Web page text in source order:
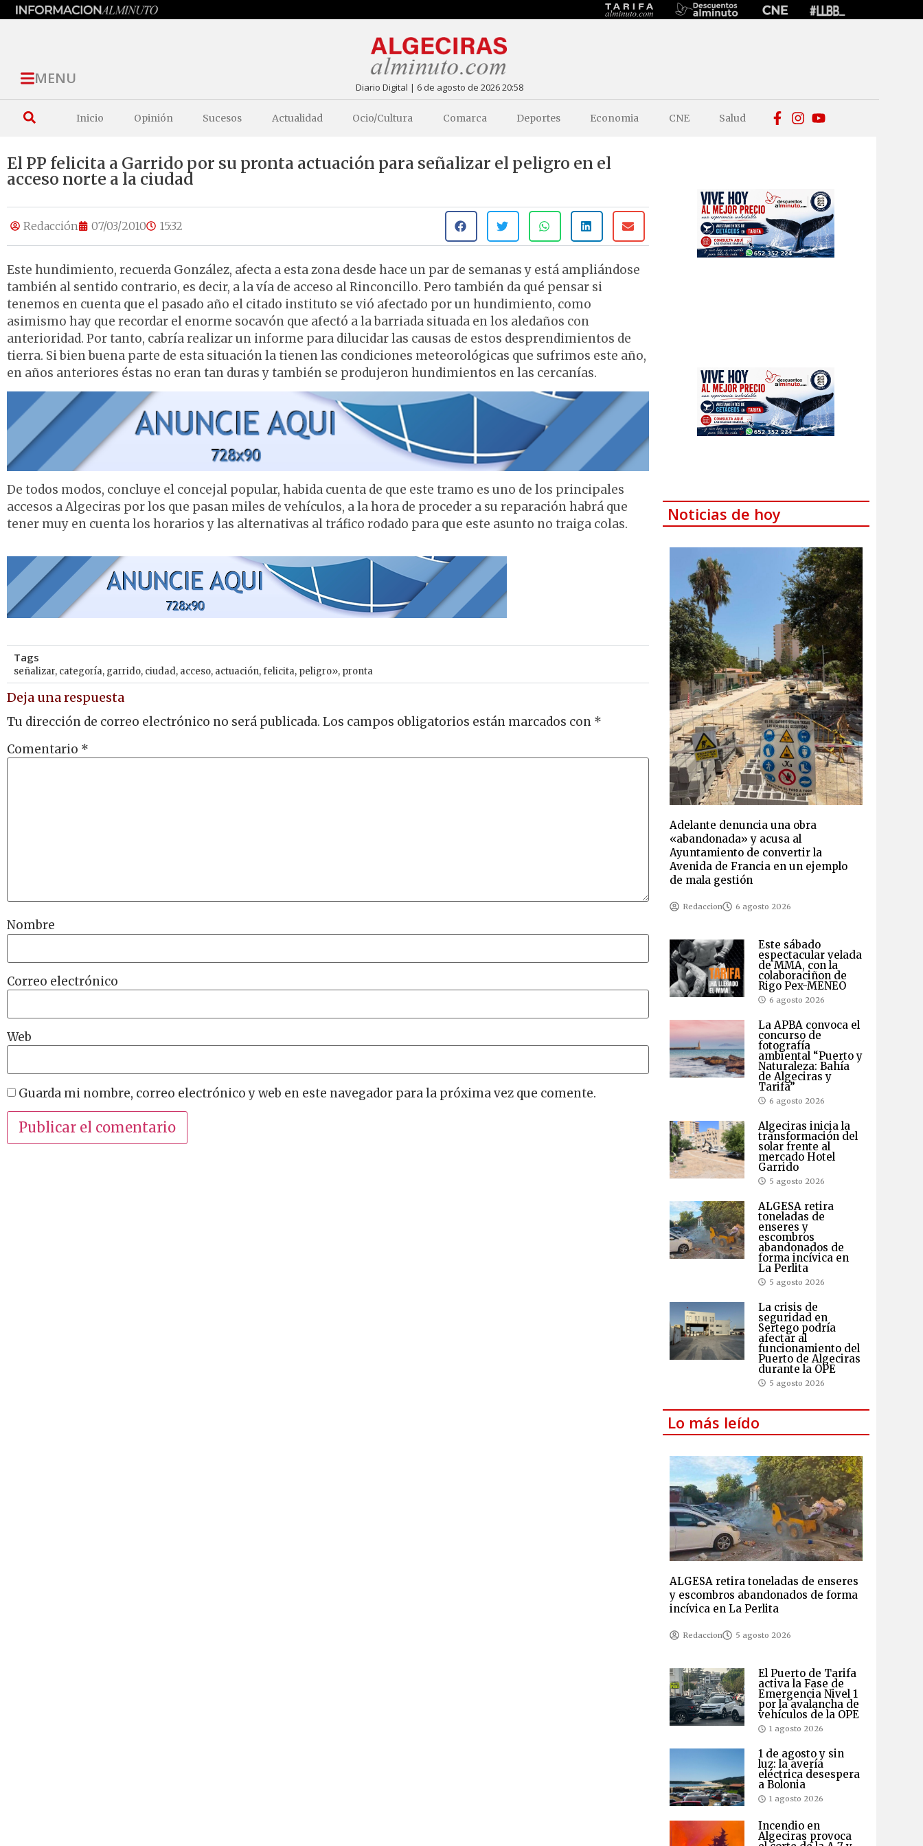
MENU Diario Digital | 6 de agosto de 2026 20:58
Inicio Opinión Sucesos Actualidad Ocio/Cultura Comarca Deportes Economia CNE Salud
El PP felicita a Garrido por su pronta actuación para señalizar el peligro en el
acceso norte a la ciudad
Redacción 07/03/2010 15:32
Este hundimiento, recuerda González, afecta a esta zona desde hace un par de semanas y está ampliándose
también al sentido contrario, es decir, a la vía de acceso al Rinconcillo. Pero también da qué pensar si
tenemos en cuenta que el pasado año el citado instituto se vió afectado por un hundimiento, como
asimismo hay que recordar el enorme socavón que afectó a la barriada situada en los aledaños con
anterioridad. Por tanto, cabría realizar un informe para dilucidar las causas de estos desprendimientos de
tierra. Si bien buena parte de esta situación la tienen las condiciones meteorológicas que sufrimos este año,
en años anteriores éstas no eran tan duras y también se produjeron hundimientos en las cercanías.
De todos modos, concluye el concejal popular, habida cuenta de que este tramo es uno de los principales
accesos a Algeciras por los que pasan miles de vehículos, a la hora de proceder a su reparación habrá que
tener muy en cuenta los horarios y las alternativas al tráfico rodado para que este asunto no traiga colas.
Tags
señalizar, categoría, garrido, ciudad, acceso, actuación,felicita, peligro», pronta
Deja una respuesta
Tu dirección de correo electrónico no será publicada. Los campos obligatorios están marcados con *
Comentario *
Nombre
Correo electrónico
Web
Guarda mi nombre, correo electrónico y web en este navegador para la próxima vez que comente.
Noticias de hoy
Adelante denuncia una obra
«abandonada» y acusa al
Ayuntamiento de convertir la
Avenida de Francia en un ejemplo
de mala gestión
Redaccion 6 agosto 2026
Este sábado
espectacular velada
de MMA, con la
colaboraciñon de
Rigo Pex-MENEO
6 agosto 2026
La APBA convoca el
concurso de
fotografía
ambiental “Puerto y
Naturaleza: Bahía
de Algeciras y
Tarifa”
6 agosto 2026
Algeciras inicia la
transformación del
solar frente al
mercado Hotel
Garrido
5 agosto 2026
ALGESA retira
toneladas de
enseres y
escombros
abandonados de
forma incívica en
La Perlita
5 agosto 2026
La crisis de
seguridad en
Sertego podría
afectar al
funcionamiento del
Puerto de Algeciras
durante la OPE
5 agosto 2026
Lo más leído
ALGESA retira toneladas de enseres
y escombros abandonados de forma
incívica en La Perlita
Redaccion 5 agosto 2026
El Puerto de Tarifa
activa la Fase de
Emergencia Nivel 1
por la avalancha de
vehículos de la OPE
1 agosto 2026
1 de agosto y sin
luz: la avería
eléctrica desespera
a Bolonia
1 agosto 2026
Incendio en
Algeciras provoca